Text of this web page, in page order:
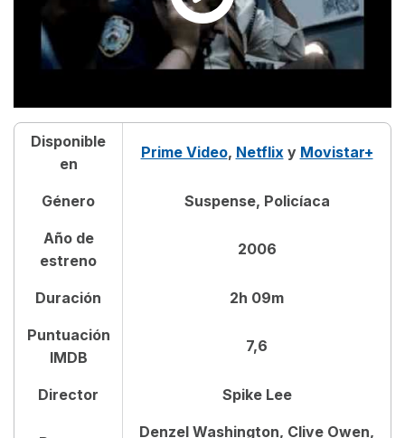
Disponible
en
Prime Video, Netflixy Movistar+
Género Suspense, Policíaca
Año de
estreno
2006
Duración 2h 09m
Puntuación
IMDB
7,6
Director Spike Lee
Denzel Washington, Clive Owen,